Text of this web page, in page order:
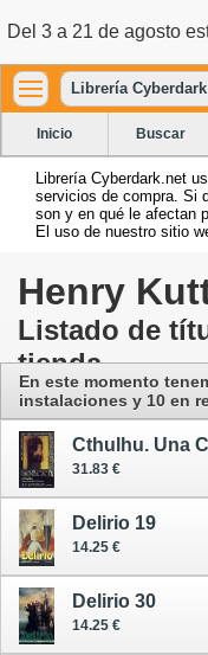
Del 3 a 21 de agosto
Librería Cyberdark
Inicio Buscar
Librería Cyberdark.net
servicios de compra. Si
son y en qué le afectan
El uso de nuestro sitio
Henry
Listado de
tienda
En este momento
instalaciones y 10 en
Cthulhu. Una
31.83 €
Delirio 19
14.25 €
Delirio 30
14.25 €